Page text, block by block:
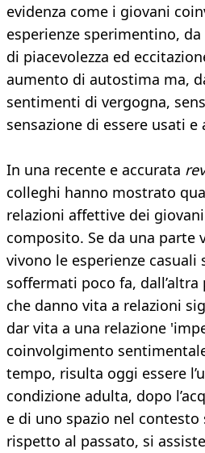
evidenza come i giovani
esperienze sperimentino,
di piacevolezza ed
aumento di autostima ma,
sentimenti di vergogna,
sensazione di essere usati e
In una recente e accurata
colleghi hanno mostrato
relazioni affettive dei
composito. Se da una parte
vivono le esperienze casuali
soffermati poco fa,
che danno vita a relazioni
dar vita a una relazione
coinvolgimento
tempo, risulta oggi essere
condizione adulta, dopo
e di uno spazio nel
rispetto al passato, si